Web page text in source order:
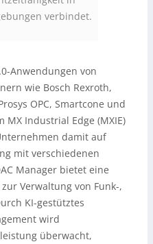
verbindet.
Anwendungen von
wie Bosch Rexroth,
OPC, Smartcone und
MX Industrial Edge (MXIE)
damit auf
mit verschiedenen
Manager bietet eine
Verwaltung von Funk-,
KI-gestütztes
wird
überwacht,